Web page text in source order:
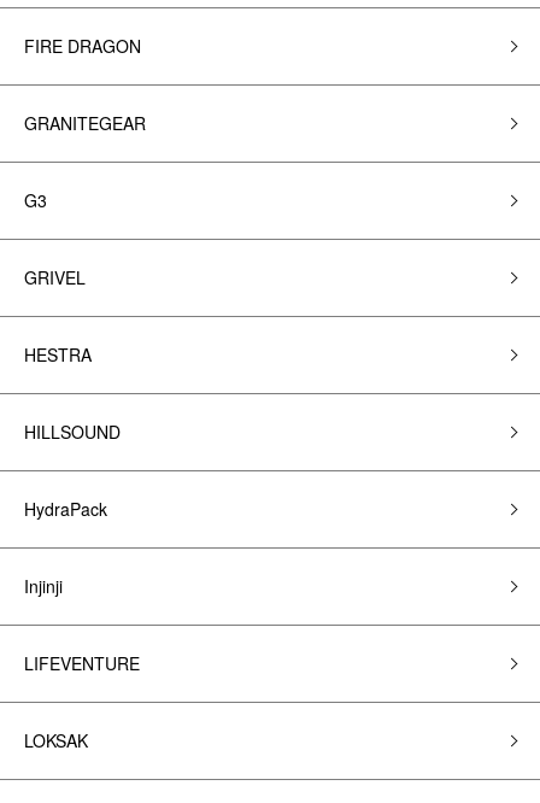
FIRE DRAGON
GRANITEGEAR
G3
GRIVEL
HESTRA
HILLSOUND
HydraPack
Injinji
LIFEVENTURE
LOKSAK